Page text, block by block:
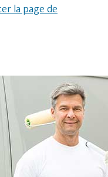
la page de